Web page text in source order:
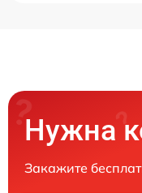
Нужна
Закажите